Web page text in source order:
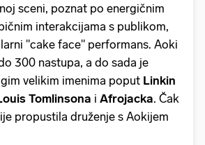
sceni, poznat po energičnim
interakcijama s publikom,
"cake face" performans. Aoki
300 nastupa, a do sada je
velikim imenima poput Linkin
Tomlinsona i Afrojacka. Čak
propustila druženje s Aokijem